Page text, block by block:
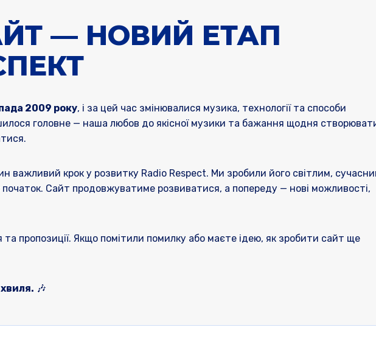
— НОВИЙ ЕТАП
2009 року, і за цей час змінювалися музика, технології та способи
головне — наша любов до якісної музики та бажання щодня
важливий крок у розвитку Radio Respect. Ми зробили його світлим,
Сайт продовжуватиме розвиватися, а попереду — нові можливості,
пропозиції. Якщо помітили помилку або маєте ідею, як зробити сайт ще
🎶